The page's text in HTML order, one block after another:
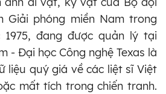
Giải phóng miền Nam trong
1975, đang được quản lý tại
- Đại học Công nghệ Texas là
liệu quý giá về các liệt sĩ Việt
mất tích trong chiến tranh.